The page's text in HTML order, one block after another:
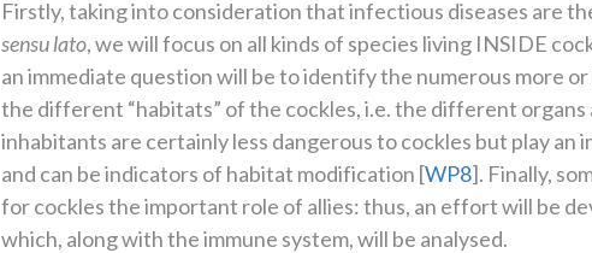
Firstly, taking into consideration that infectious diseases are
sensu lato, we will focus on all kinds of species living INSIDE
an immediate question will be to identify the numerous more
the different “habitats” of the cockles, i.e. the different organs
inhabitants are certainly less dangerous to cockles but play
and can be indicators of habitat modification [WP8]. Finally,
for cockles the important role of allies: thus, an effort will be
which, along with the immune system, will be analysed.